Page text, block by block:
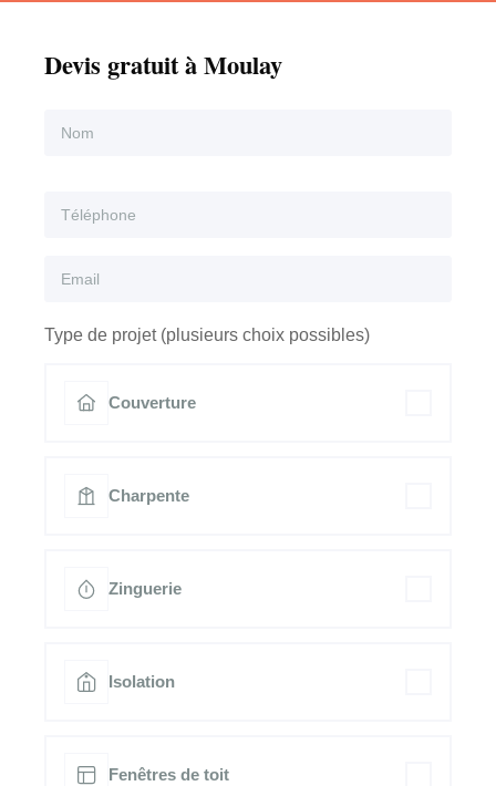
Devis gratuit à Moulay
Type de projet (plusieurs choix possibles)
Couverture
Charpente
Zinguerie
Isolation
Fenêtres de toit